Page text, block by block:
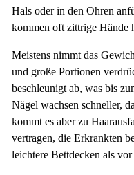
Hals oder in den Ohren
kommen oft zittrige Hände
Meistens nimmt das
und große Portionen
beschleunigt ab, was bis
Nägel wachsen schneller,
kommt es aber zu
vertragen, die Erkrankten
leichtere Bettdecken als